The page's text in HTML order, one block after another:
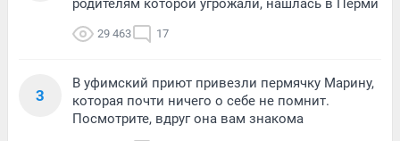
родителям которой угрожали, нашлась в Перми
29 463 17
3
В уфимский приют привезли пермячку Марину,
которая почти ничего о себе не помнит.
Посмотрите, вдруг она вам знакома